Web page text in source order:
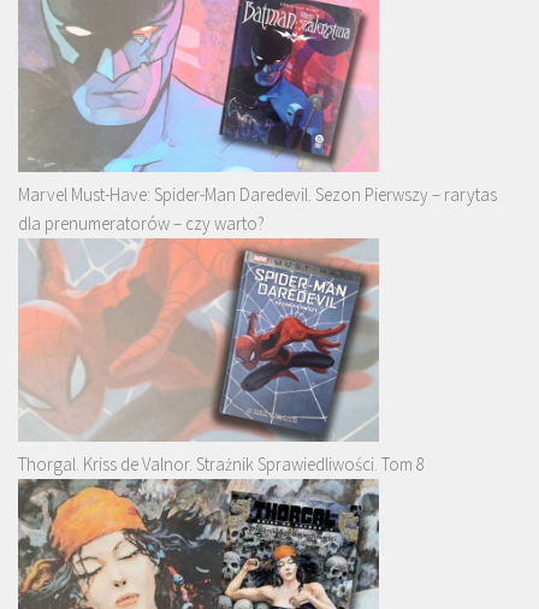
Marvel Must-Have: Spider-Man Daredevil. Sezon Pierwszy – rarytas
dla prenumeratorów – czy warto?
Thorgal. Kriss de Valnor. Strażnik Sprawiedliwości. Tom 8